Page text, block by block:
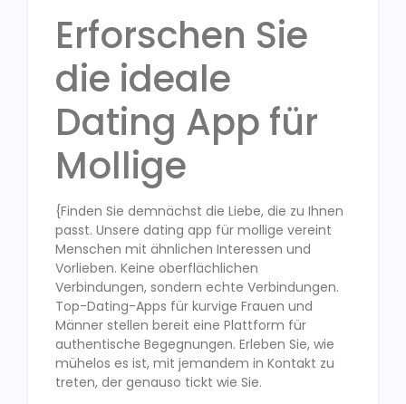
Erforschen Sie
die ideale
Dating App für
Mollige
{Finden Sie demnächst die Liebe, die zu Ihnen
passt. Unsere dating app für mollige vereint
Menschen mit ähnlichen Interessen und
Vorlieben. Keine oberflächlichen
Verbindungen, sondern echte Verbindungen.
Top-Dating-Apps für kurvige Frauen und
Männer stellen bereit eine Plattform für
authentische Begegnungen. Erleben Sie, wie
mühelos es ist, mit jemandem in Kontakt zu
treten, der genauso tickt wie Sie.